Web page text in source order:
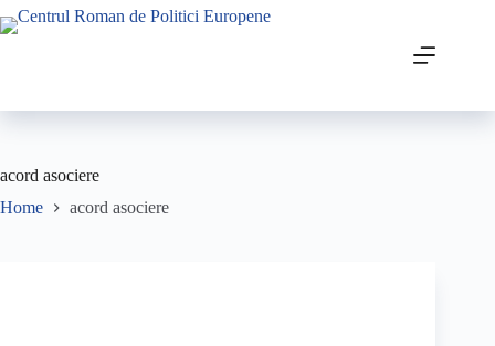
acord asociere
Home
acord asociere